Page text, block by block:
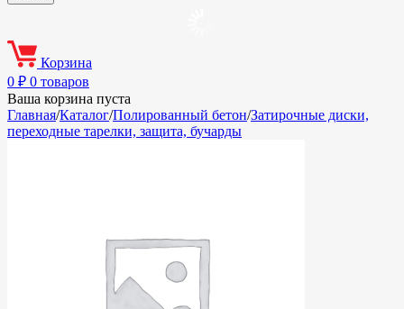
Корзина
0 ₽ 0 товаров
Ваша корзина пуста
Главная/Каталог/Полированный бетон/Затирочные диски,
переходные тарелки, защита, бучарды